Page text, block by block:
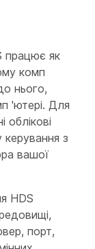
працює як
комп
нього,
'ютері. Для
облікові
керування з
вашої
HDS
порт,